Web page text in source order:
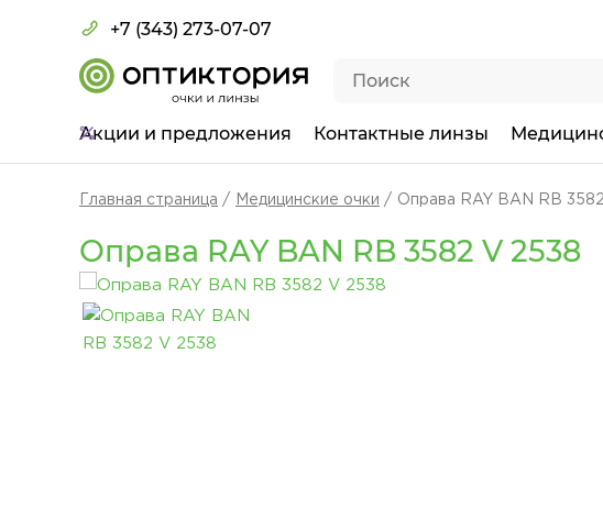
+7 (343) 273-07-07
Акции и предложения Контактные линзы
Главная страница Медицинские очки Оправа RAY BAN RB
Оправа RAY BAN RB 3582 V 2538